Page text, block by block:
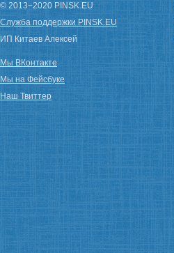
© 2013−2020 PINSK.EU
Служба поддержки PINSK.EU
ИП Китаев Алексей
Мы ВКонтакте
Мы на Фейсбуке
Наш Твиттер